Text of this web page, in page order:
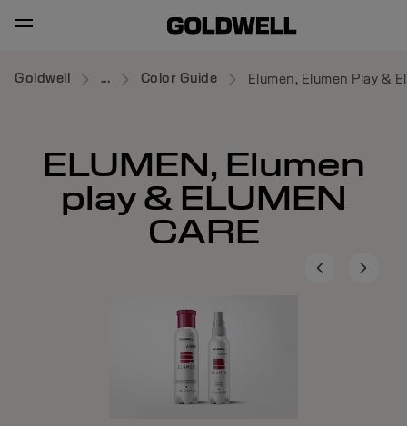
Goldwell ... Color Guide Elumen, Elumen Play &
ELUMEN, Elumen
play & ELUMEN
CARE